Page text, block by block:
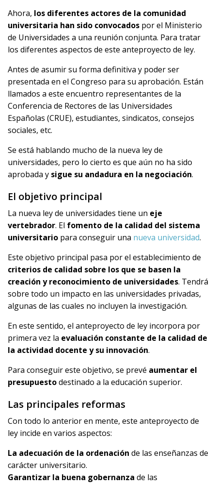
Ahora, los diferentes actores de la comunidad
universitaria han sido convocados por el Ministerio
de Universidades a una reunión conjunta. Para tratar
los diferentes aspectos de este anteproyecto de ley.
Antes de asumir su forma definitiva y poder ser
presentada en el Congreso para su aprobación. Están
llamados a este encuentro representantes de la
Conferencia de Rectores de las Universidades
Españolas (CRUE), estudiantes, sindicatos, consejos
sociales, etc.
Se está hablando mucho de la nueva ley de
universidades, pero lo cierto es que aún no ha sido
aprobada y sigue su andadura en la negociación.
El objetivo principal
La nueva ley de universidades tiene un eje
vertebrador. El fomento de la calidad del sistema
universitario para conseguir una nueva universidad.
Este objetivo principal pasa por el establecimiento de
criterios de calidad sobre los que se basen la
creación y reconocimiento de universidades. Tendrá
sobre todo un impacto en las universidades privadas,
algunas de las cuales no incluyen la investigación.
En este sentido, el anteproyecto de ley incorpora por
primera vez la evaluación constante de la calidad de
la actividad docente y su innovación.
Para conseguir este objetivo, se prevé aumentar el
presupuestodestinado a la educación superior.
Las principales reformas
Con todo lo anterior en mente, este anteproyecto de
ley incide en varios aspectos:
La adecuación de la ordenación de las enseñanzas de
carácter universitario.
Garantizar la buena gobernanza de las